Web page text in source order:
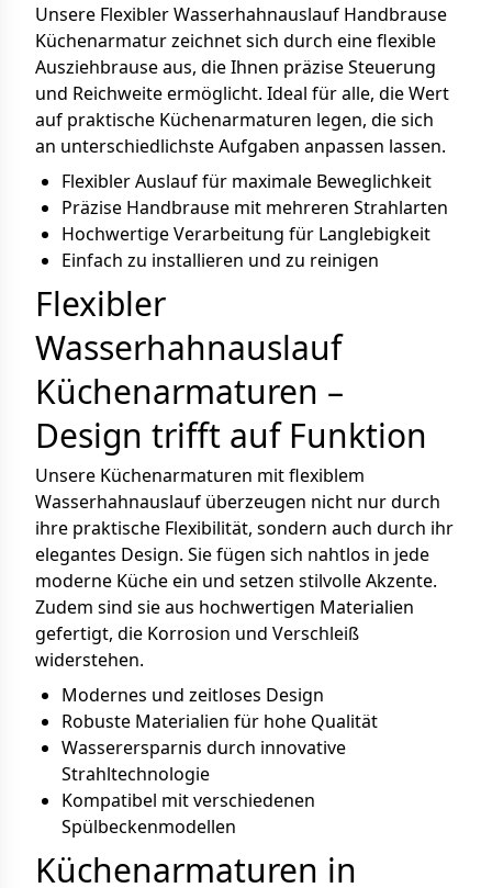
Unsere Flexibler Wasserhahnauslauf Handbrause
Küchenarmatur zeichnet sich durch eine flexible
Ausziehbrause aus, die Ihnen präzise Steuerung
und Reichweite ermöglicht. Ideal für alle, die Wert
auf praktische Küchenarmaturen legen, die sich
an unterschiedlichste Aufgaben anpassen lassen.
Flexibler Auslauf für maximale Beweglichkeit
Präzise Handbrause mit mehreren Strahlarten
Hochwertige Verarbeitung für Langlebigkeit
Einfach zu installieren und zu reinigen
Flexibler
Wasserhahnauslauf
Küchenarmaturen –
Design trifft auf Funktion
Unsere Küchenarmaturen mit flexiblem
Wasserhahnauslauf überzeugen nicht nur durch
ihre praktische Flexibilität, sondern auch durch ihr
elegantes Design. Sie fügen sich nahtlos in jede
moderne Küche ein und setzen stilvolle Akzente.
Zudem sind sie aus hochwertigen Materialien
gefertigt, die Korrosion und Verschleiß
widerstehen.
Modernes und zeitloses Design
Robuste Materialien für hohe Qualität
Wasserersparnis durch innovative
Strahltechnologie
Kompatibel mit verschiedenen
Spülbeckenmodellen
Küchenarmaturen in